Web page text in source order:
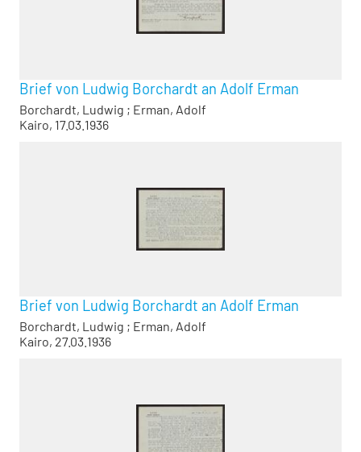
Brief von Ludwig Borchardt an Adolf Erman
Borchardt, Ludwig ; Erman, Adolf
Kairo, 17.03.1936
Brief von Ludwig Borchardt an Adolf Erman
Borchardt, Ludwig ; Erman, Adolf
Kairo, 27.03.1936